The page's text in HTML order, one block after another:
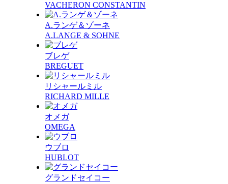
VACHERON CONSTANTIN
A.ランゲ＆ゾーネ
A.LANGE & SOHNE
ブレゲ
BREGUET
リシャールミル
RICHARD MILLE
オメガ
OMEGA
ウブロ
HUBLOT
グランドセイコー